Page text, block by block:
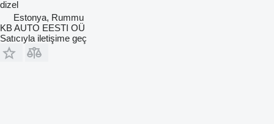
dizel
Estonya, Rummu
KB AUTO EESTI OÜ
Satıcıyla iletişime geç